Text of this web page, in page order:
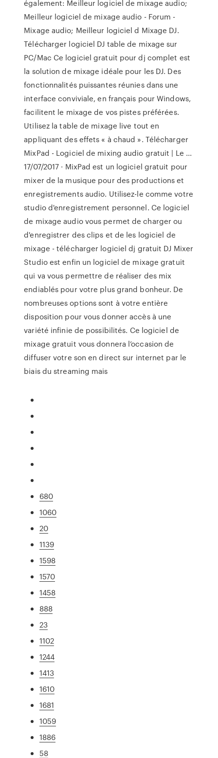
également: Meilleur logiciel de mixage audio;
Meilleur logiciel de mixage audio - Forum -
Mixage audio; Meilleur logiciel d Mixage DJ.
Télécharger logiciel DJ table de mixage sur
PC/Mac Ce logiciel gratuit pour dj complet est
la solution de mixage idéale pour les DJ. Des
fonctionnalités puissantes réunies dans une
interface conviviale, en français pour Windows,
facilitent le mixage de vos pistes préférées.
Utilisez la table de mixage live tout en
appliquant des effets « à chaud ». Télécharger
MixPad - Logiciel de mixing audio gratuit | Le ...
17/07/2017 · MixPad est un logiciel gratuit pour
mixer de la musique pour des productions et
enregistrements audio. Utilisez-le comme votre
studio d'enregistrement personnel. Ce logiciel
de mixage audio vous permet de charger ou
d'enregistrer des clips et de les logiciel de
mixage - télécharger logiciel dj gratuit DJ Mixer
Studio est enfin un logiciel de mixage gratuit
qui va vous permettre de réaliser des mix
endiablés pour votre plus grand bonheur. De
nombreuses options sont à votre entière
disposition pour vous donner accès à une
variété infinie de possibilités. Ce logiciel de
mixage gratuit vous donnera l’occasion de
diffuser votre son en direct sur internet par le
biais du streaming mais
680
1060
20
1139
1598
1570
1458
888
23
1102
1244
1413
1610
1681
1059
1886
58